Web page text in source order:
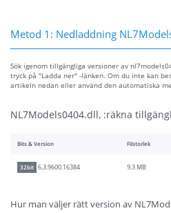
Metod 1: Nedladdning
Sök igenom tillgängliga versioner av
tryck på "Ladda ner" -länken. Om du inte kan
artikeln nedan eller använd den automatiska
NL7Models0404.dll, :räkna
Bits & Version Filstorlek
32bit 6.3.9600.16384 9.3 MB
Hur man väljer rätt version av